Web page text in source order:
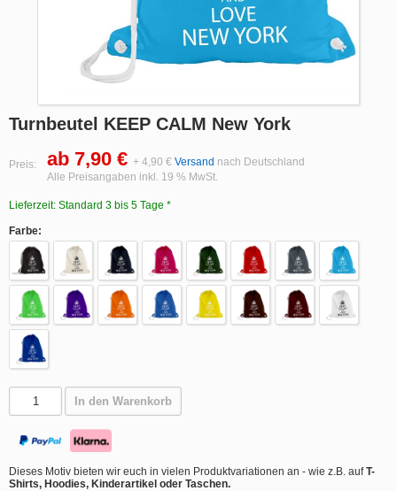
Turnbeutel KEEP CALM New York
Preis: ab 7,90 € + 4,90 € Versand nach Deutschland
Alle Preisangaben inkl. 19 % MwSt.
Lieferzeit: Standard 3 bis 5 Tage *
Farbe:
In den Warenkorb
Dieses Motiv bieten wir euch in vielen Produktvariationen an - wie z.B. aufT-
Shirts, Hoodies, Kinderartikel oder Taschen.